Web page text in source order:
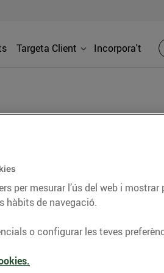
Targeta Client Incorpora't
i Esclat a través de la
per mesurar l’ús del web i
hàbits de navegació.
o configurar les teves